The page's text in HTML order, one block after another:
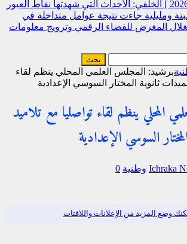
الخلفي: الأحداث التي شهدتها نقاط العبور
ومليلية جاءت نتيجة عوامل متداخلة في
المغرض للفضاء الرقمي وترويج معلومات
برشيد: المجلس العلمي المحلي ينظم لقاء
ثانوية المختار السوسي الإعدادية
المحلي ينظم لقاء تواصليا مع تلاميد
السوسي الإعدادية
Ichraka وطنية 0
وضع المزيد من الإعلانات واللافتات